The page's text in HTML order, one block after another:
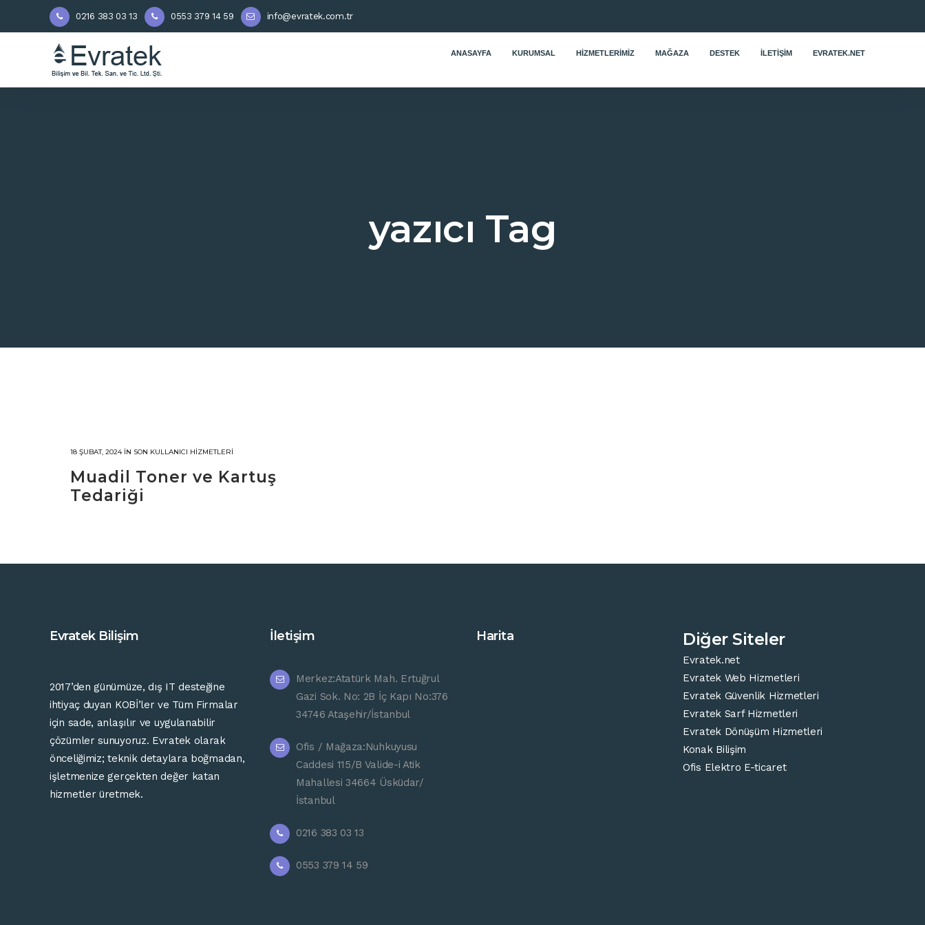
0216 383 03 13 0553 379 14 59 info@evratek.com.tr
ANASAYFA KURUMSAL HIZMETLERIMIZ MAĞAZA DESTEK İLETIŞIM EVRATEK.NET
yazıcı Tag
18 ŞUBAT, 2024IN SON KULLANICI HIZMETLERI
Muadil Toner ve Kartuş
Tedariği
Evratek Bilişim
2017’den günümüze,dış ITdesteğine
ihtiyaç duyan KOBİ’ler ve Tüm Firmalar
için sade, anlaşılır ve uygulanabilir
çözümlersunuyoruz. Evratek olarak
önceliğimiz;teknikdetaylara boğmadan,
işletmenizegerçektendeğer katan
hizmetler üretmek.
İletişim
Merkez:Atatürk Mah. Ertuğrul
Gazi Sok. No: 2B İç Kapı No:376
34746 Ataşehir/İstanbul
Ofis / Mağaza:Nuhkuyusu
Caddesi 115/B Valide-i Atik
Mahallesi 34664 Üsküdar/
İstanbul
0216 383 03 13
0553 379 14 59
Harita Diğer Siteler
Evratek.net
Evratek Web Hizmetleri
Evratek Güvenlik Hizmetleri
Evratek Sarf Hizmetleri
Evratek Dönüşüm Hizmetleri
Konak Bilişim
Ofis Elektro E-ticaret